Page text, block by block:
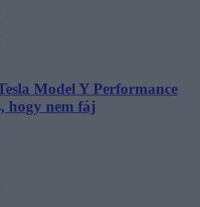
Model Y Performance
hogy nem fáj